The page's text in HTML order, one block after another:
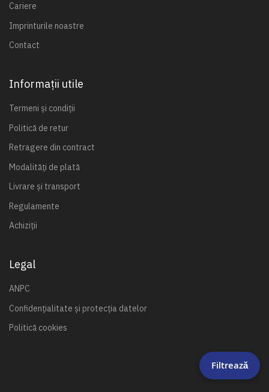
Cariere
Imprinturile noastre
Contact
Informații utile
Termeni și condiții
Politică de retur
Retragere din contract
Modalități de plată
Livrare și transport
Regulamente
Achiziții
Legal
ANPC
Confidențialitate și protecția datelor
Politică cookies
Filtrează